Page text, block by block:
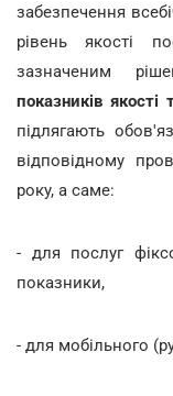
забезпечення
рівень якості
зазначеним
показників якості
підлягають
відповідному
року, а саме:
- для послуг
показники,
- для мобільного